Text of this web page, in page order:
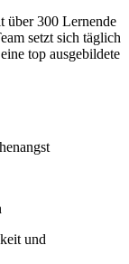
über 300 Lernende
setzt sich täglich
top ausgebildete
und